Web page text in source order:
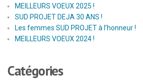
MEILLEURS VOEUX 2025 !
SUD PROJET DEJA 30 ANS !
Les femmes SUD PROJET à l’honneur !
MEILLEURS VOEUX 2024 !
Catégories